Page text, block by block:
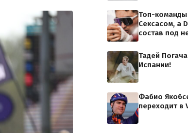
Топ-команды
Сексасом, а
состав под
Тадей
Испании!
Фабио
переходит в